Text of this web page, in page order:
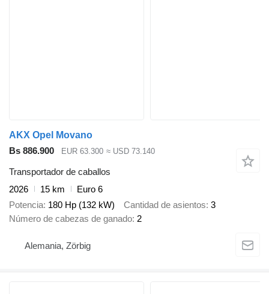
AKX Opel Movano
Bs 886.900
EUR 63.300 ≈ USD 73.140
Transportador de caballos
2026
15 km
Euro 6
Potencia 180 Hp (132 kW) Cantidad de asientos 3
Número de cabezas de ganado 2
Alemania, Zörbig